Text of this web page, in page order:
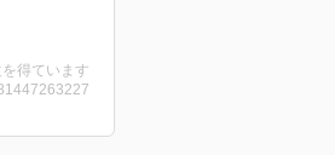
得ています